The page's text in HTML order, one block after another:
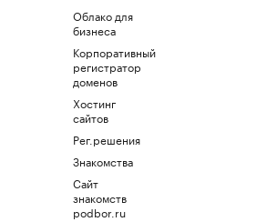
Облако для
бизнеса
Корпоративный
регистратор
доменов
Хостинг
сайтов
Рег.решения
Знакомства
Сайт
знакомств
podbor.ru